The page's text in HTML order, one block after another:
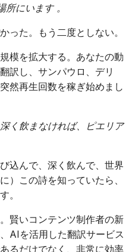
所にいます 。
った。もう二度としない。
模を拡大する。あなたの動
訳し、サンパウロ、デリ
然再生回数を稼ぎ始めまし
深く飲まなければ、ピエリア
込んで、深く飲んで、世界
）この詩を知っていたら、
。
賢いコンテンツ制作者の新
AIを活用した翻訳サービス
るだけでなく、非常に効率